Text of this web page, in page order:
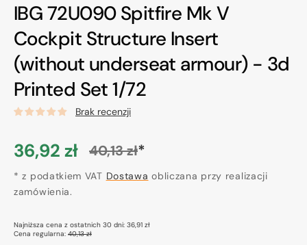
IBG 72U090 Spitfire Mk V
Cockpit Structure Insert
(without underseat armour) - 3d
Printed Set 1/72
Brak recenzji
Cena
promocyjna
36,92 zł
Cena
regularna
40,13 zł*
* z podatkiem VAT Dostawa obliczana przy realizacji
zamówienia.
Najniższa cena z ostatnich 30 dni: 36,91 zł
Cena regularna: 40,13 zł